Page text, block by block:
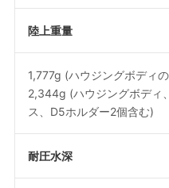
陸上重量
1,777g (ハウジングボディ
2,344g (ハウジングボディ
ス、D5ホルダー2個含む)
耐圧水深